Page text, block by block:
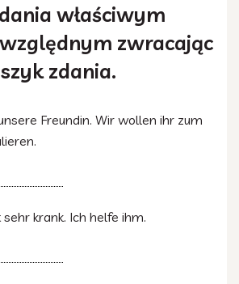
właściwym
zwracając
zdania.
Freundin. Wir wollen ihr zum
krank. Ich helfe ihm.